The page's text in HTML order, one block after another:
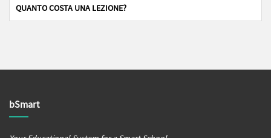
QUANTO COSTA UNA LEZIONE?
bSmart